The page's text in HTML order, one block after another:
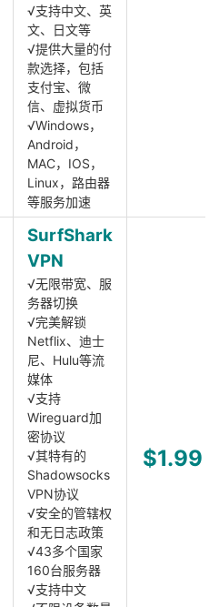
√支持中文、英
文、日文等
√提供大量的付
款选择，包括
支付宝、微
信、虚拟货币
√Windows，
Android，
MAC，IOS，
Linux，路由器
等服务加速
SurfShark
VPN
√无限带宽、服
务器切换
√完美解锁
Netflix、迪士
尼、Hulu等流
媒体
√支持
Wireguard加
密协议
√其特有的
Shadowsocks
VPN协议
√安全的管辖权
和无日志政策
√43多个国家
160台服务器
√支持中文
$1.99